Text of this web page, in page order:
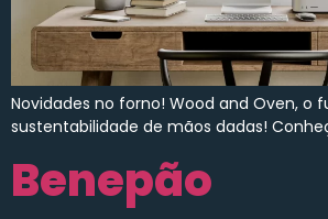
Novidades no forno! Wood and Oven, o
sustentabilidade de mãos dadas!
Benepão